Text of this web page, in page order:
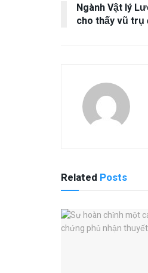
Ngành Vật lý
cho thấy vũ
Related Posts